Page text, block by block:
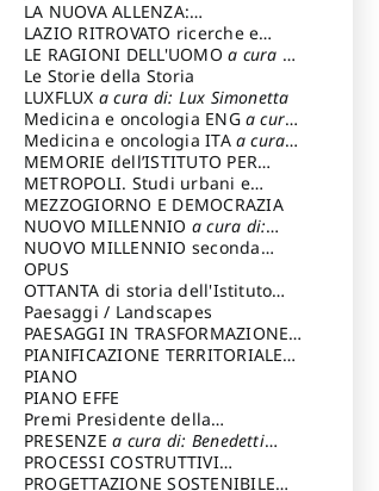
LA NUOVA ALLENZA:
ARCHITETTURA & AMBIENTE
LAZIO RITROVATO ricerche e
restauri
LE RAGIONI DELL'UOMOa cura di:
Lombardi Satriani Luigi
Le Storie della Storia
LUXFLUX a cura di: Lux Simonetta
Medicina e oncologia ENG a cura
di: Lopez Massimo
Medicina e oncologia ITA a cura
di: Lopez Massimo
MEMORIE dell’ISTITUTO PER
STORIA DEL RISORGIMENTO
METROPOLI. Studi urbani e
regionali
MEZZOGIORNO E DEMOCRAZIA
NUOVO MILLENNIO a cura di:
Capaldo Pellegrino
NUOVO MILLENNIO seconda
serie
Francesco
OPUS
OTTANTA di storia dell'Istituto
storia dell’Istitutoa cura di:
Cavalieri Patrizia
Paesaggi / Landscapes
PAESAGGI IN TRASFORMAZIONEa
cura di: Corti Enrico A.
PIANIFICAZIONE TERRITORIALE
URBANISTICA ED AMBIENTALE
cura di: Costa Enrico
PIANO
PIANO EFFE
Premi Presidente della
Repubblica
PRESENZEa cura di: Benedetti
Sandro
PROCESSI COSTRUTTIVI
DELL'ARCHITETTURAa cura di:
PROGETTAZIONE SOSTENIBILE